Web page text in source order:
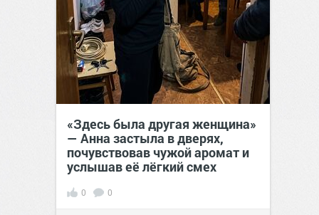
«Здесь была другая женщина»
— Анна застыла в дверях,
почувствовав чужой аромат и
услышав её лёгкий смех
0 0